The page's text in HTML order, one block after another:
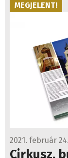
MEGJELENT!
2021. február
Cirkusz,